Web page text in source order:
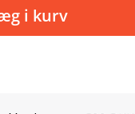
i kurv